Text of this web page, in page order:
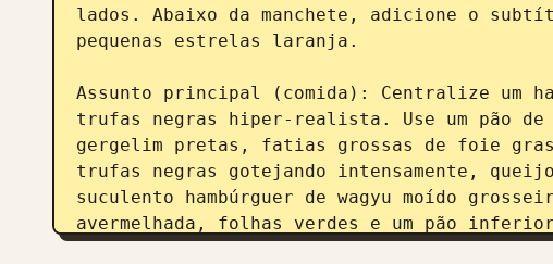
lados. Abaixo da manchete, adicione o
pequenas estrelas laranja.
Assunto principal (comida): Centralize um
trufas negras hiper-realista. Use um pão de
gergelim pretas, fatias grossas de foie
trufas negras gotejando intensamente,
suculento hambúrguer de wagyu moído
avermelhada, folhas verdes e um pão